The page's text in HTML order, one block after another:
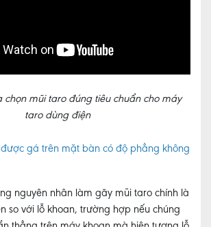
mũi taro đúng tiêu chuẩn cho máy
taro dùng điện
gá trên mặt bàn có độ phẳng không
nguyên nhân làm gãy mũi taro chính là
so với lỗ khoan, trường hợp nếu chúng